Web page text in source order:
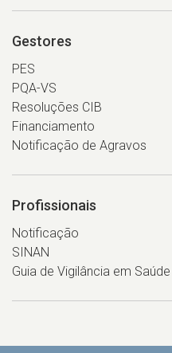
Gestores
PES
PQA-VS
Resoluções CIB
Financiamento
Notificação de Agravos
Profissionais
Notificação
SINAN
Guia de Vigilância em Saúde